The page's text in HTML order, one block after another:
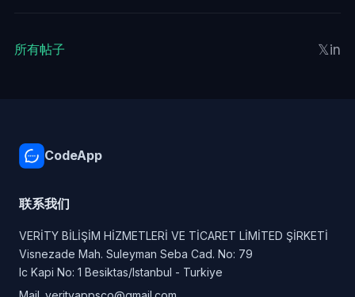
所有帖子 𝕏in
CodeApp
联系我们
VERİTY BİLİŞİM HİZMETLERİ VE TİCARET LİMİTED ŞİRKETİ
Visnezade Mah. Suleyman Seba Cad. No: 79
Ic Kapi No: 1 Besiktas/Istanbul - Turkiye